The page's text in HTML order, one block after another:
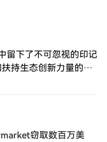
留下了不可忽视的印记
持生态创新力量的重
技术资源和社区曝
窃取数百万美